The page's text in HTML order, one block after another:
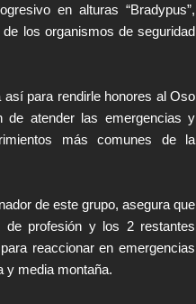
en alturas “Bradypus”,
los organismos de seguridad
para rendirle honores al Oso
de atender las emergencias y
más comunes de la
de este grupo, asegura que
profesión y los 2 restantes
reaccionar en emergencias
y media montaña.